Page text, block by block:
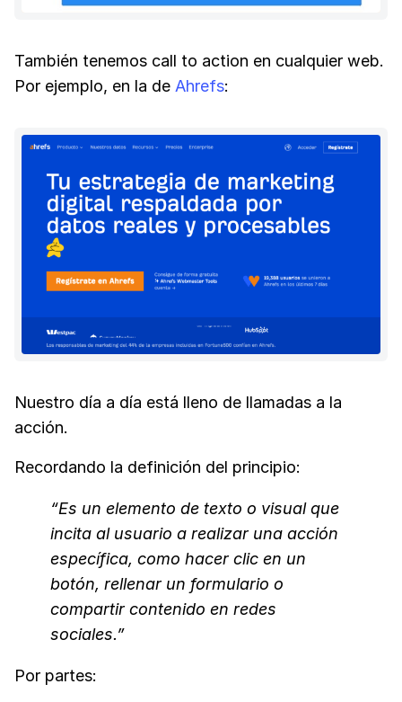
También tenemos call to action en cualquier web.
Por ejemplo, en la de Ahrefs:
Nuestro día a día está lleno de llamadas a la
acción.
Recordando la definición del principio:
“Es un elemento de texto o visual que
incita al usuario a realizar una acción
específica, como hacer clic en un
botón, rellenar un formulario o
compartir contenido en redes
sociales.”
Por partes: